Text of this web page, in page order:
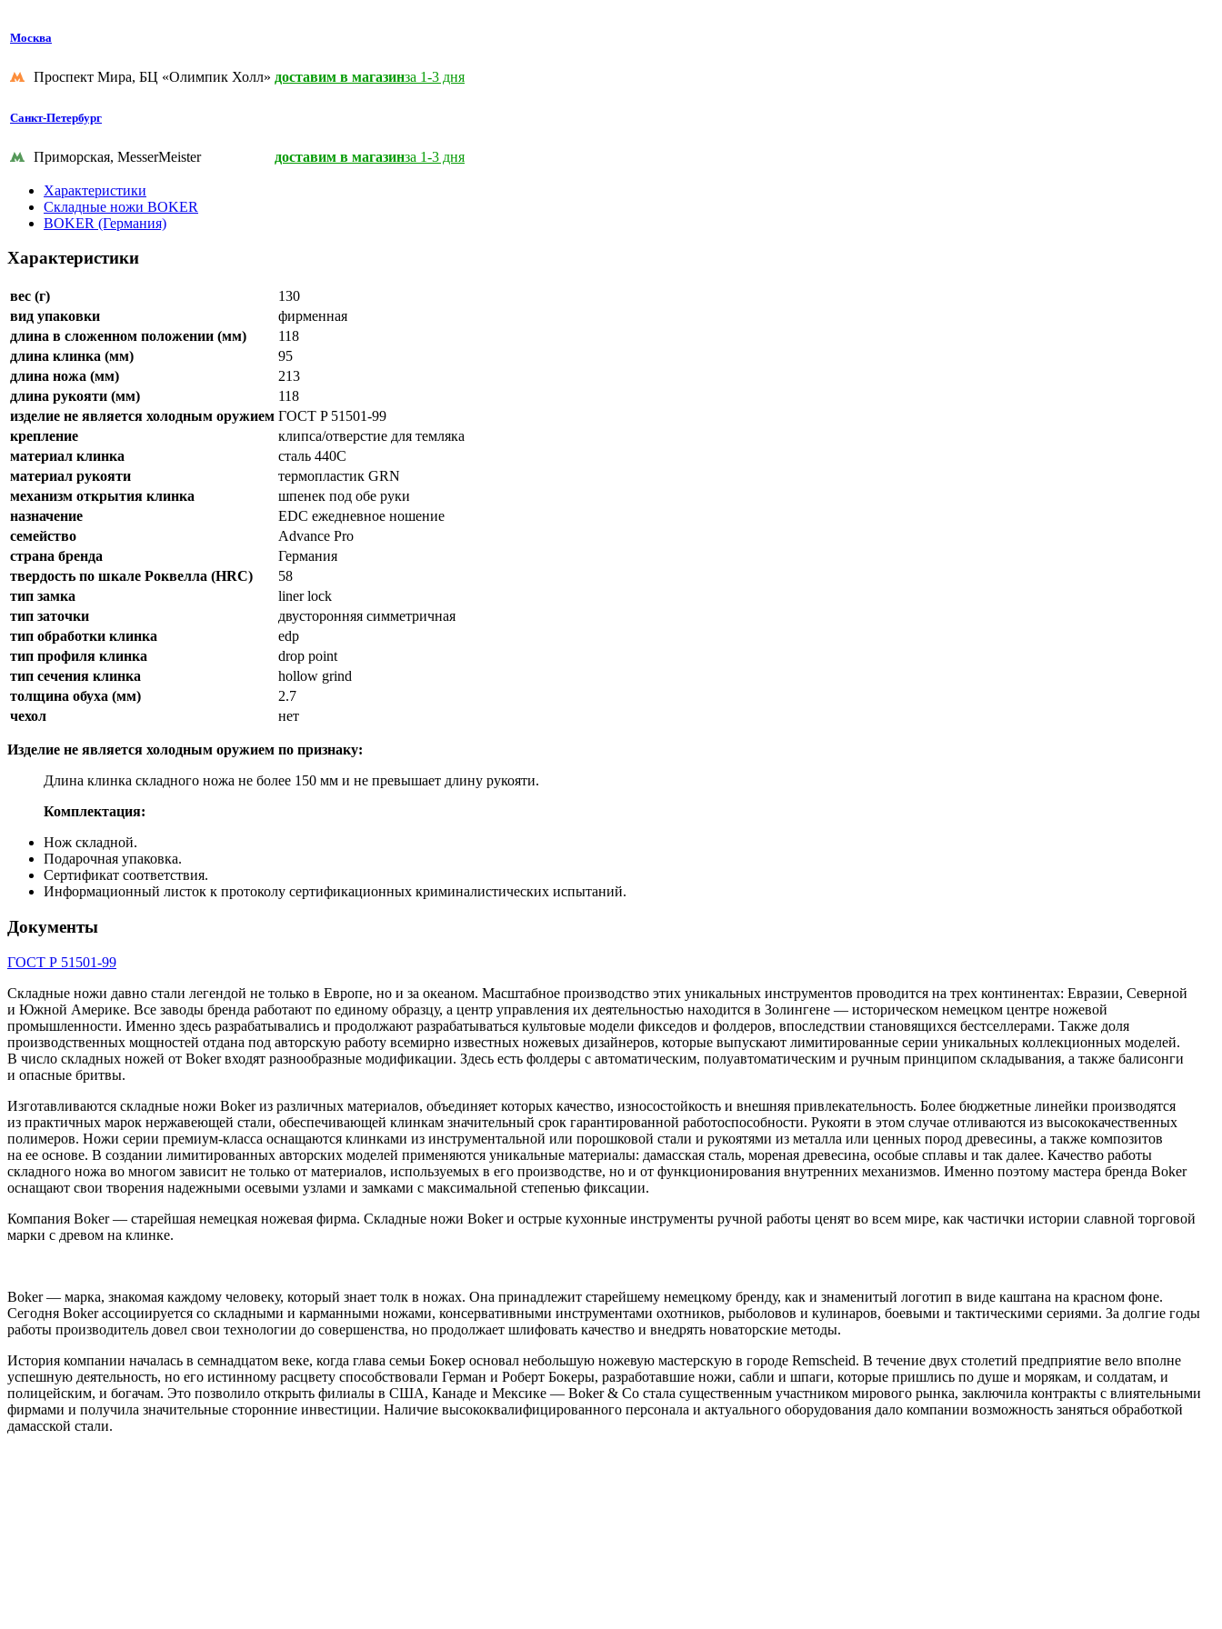
Москва
Проспект Мира, БЦ «Олимпик Холл» доставим в магазинза 1-3 дня
Санкт-Петербург
Приморская, MesserMeister доставим в магазинза 1-3 дня
Характеристики
Складные ножи BOKER
BOKER (Германия)
Характеристики
вес (г)
130
вид упаковки
фирменная
длина в сложенном положении (мм)
118
длина клинка (мм)
95
длина ножа (мм)
213
длина рукояти (мм)
118
изделие не является холодным оружием ГОСТ P 51501-99
крепление
клипса/отверстие для темляка
материал клинка
сталь 440C
материал рукояти
термопластик GRN
механизм открытия клинка
шпенек под обе руки
назначение
EDC ежедневное ношение
семейство
Advance Pro
страна бренда
Германия
твердость по шкале Роквелла (HRC)
58
тип замка
liner lock
тип заточки
двусторонняя симметричная
тип обработки клинка
edp
тип профиля клинка
drop point
тип сечения клинка
hollow grind
толщина обуха (мм)
2.7
чехол
нет
Изделие не является холодным оружием по признаку:
Длина клинка складного ножа не более 150 мм и не превышает длину рукояти.
Комплектация:
Нож складной.
Подарочная упаковка.
Сертификат соответствия.
Информационный листок к протоколу сертификационных криминалистических испытаний.
Документы
ГОСТ Р 51501-99
Складные ножи давно стали легендой не только в Европе, но и за океаном. Масштабное производство этих уникальных инструментов проводится на трех континентах: Евразии, Северной
и Южной Америке. Все заводы бренда работают по единому образцу, а центр управления их деятельностью находится в Золингене — историческом немецком центре ножевой
промышленности. Именно здесь разрабатывались и продолжают разрабатываться культовые модели фикседов и фолдеров, впоследствии становящихся бестселлерами. Также доля
производственных мощностей отдана под авторскую работу всемирно известных ножевых дизайнеров, которые выпускают лимитированные серии уникальных коллекционных моделей.
В число складных ножей от Boker входят разнообразные модификации. Здесь есть фолдеры с автоматическим, полуавтоматическим и ручным принципом складывания, а также балисонги
и опасные бритвы.
Изготавливаются складные ножи Boker из различных материалов, объединяет которых качество, износостойкость и внешняя привлекательность. Более бюджетные линейки производятся
из практичных марок нержавеющей стали, обеспечивающей клинкам значительный срок гарантированной работоспособности. Рукояти в этом случае отливаются из высококачественных
полимеров. Ножи серии премиум-класса оснащаются клинками из инструментальной или порошковой стали и рукоятями из металла или ценных пород древесины, а также композитов
на ее основе. В создании лимитированных авторских моделей применяются уникальные материалы: дамасская сталь, мореная древесина, особые сплавы и так далее. Качество работы
складного ножа во многом зависит не только от материалов, используемых в его производстве, но и от функционирования внутренних механизмов. Именно поэтому мастера бренда Boker
оснащают свои творения надежными осевыми узлами и замками с максимальной степенью фиксации.
Компания Boker — старейшая немецкая ножевая фирма. Складные ножи Boker и острые кухонные инструменты ручной работы ценят во всем мире, как частички истории славной торговой
марки с древом на клинке.
Boker — марка, знакомая каждому человеку, который знает толк в ножах. Она принадлежит старейшему немецкому бренду, как и знаменитый логотип в виде каштана на красном фоне.
Сегодня Boker ассоциируется со складными и карманными ножами, консервативными инструментами охотников, рыболовов и кулинаров, боевыми и тактическими сериями. За долгие годы
работы производитель довел свои технологии до совершенства, но продолжает шлифовать качество и внедрять новаторские методы.
История компании началась в семнадцатом веке, когда глава семьи Бокер основал небольшую ножевую мастерскую в городе Remscheid. В течение двух столетий предприятие вело вполне
успешную деятельность, но его истинному расцвету способствовали Герман и Роберт Бокеры, разработавшие ножи, сабли и шпаги, которые пришлись по душе и морякам, и солдатам, и
полицейским, и богачам. Это позволило открыть филиалы в США, Канаде и Мексике — Boker & Co стала существенным участником мирового рынка, заключила контракты с влиятельными
фирмами и получила значительные сторонние инвестиции. Наличие высококвалифицированного персонала и актуального оборудования дало компании возможность заняться обработкой
дамасской стали.